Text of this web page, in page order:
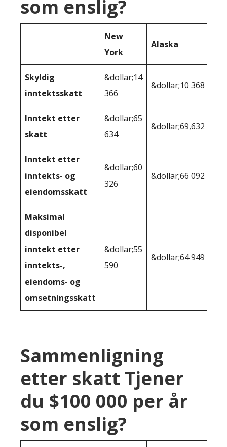
som enslig?
New
York
Alaska
Skyldig
inntektsskatt
&dollar;14
366
&dollar;10 368
Inntekt etter
skatt
&dollar;65
634
&dollar;69,632
Inntekt etter
inntekts- og
eiendomsskatt
&dollar;60
326
&dollar;66 092
Maksimal
disponibel
inntekt etter
inntekts-,
eiendoms- og
omsetningsskatt
&dollar;55
590
&dollar;64 949
Sammenligning
etter skatt Tjener
du $100 000 per år
som enslig?